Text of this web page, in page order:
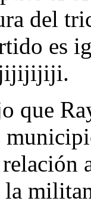
del
es
jijijijiji.
que
la